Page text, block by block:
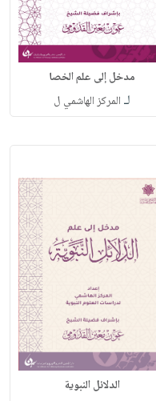
مدخل إلى علم الخصا
لـ المركز الهاشمي ل
الدلائل النبوية